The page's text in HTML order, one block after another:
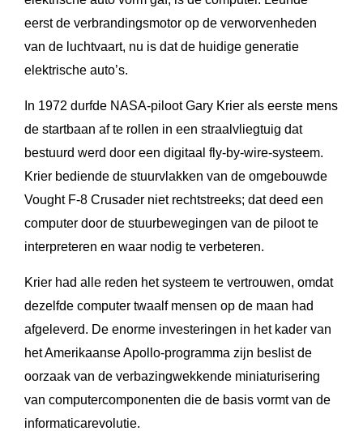
eerst de verbrandingsmotor op de verworvenheden
van de luchtvaart, nu is dat de huidige generatie
elektrische auto’s.
In 1972 durfde NASA-piloot Gary Krier als eerste mens
de startbaan af te rollen in een straalvliegtuig dat
bestuurd werd door een digitaal fly-by-wire-systeem.
Krier bediende de stuurvlakken van de omgebouwde
Vought F-8 Crusader niet rechtstreeks; dat deed een
computer door de stuurbewegingen van de piloot te
interpreteren en waar nodig te verbeteren.
Krier had alle reden het systeem te vertrouwen, omdat
dezelfde computer twaalf mensen op de maan had
afgeleverd. De enorme investeringen in het kader van
het Amerikaanse Apollo-programma zijn beslist de
oorzaak van de verbazingwekkende miniaturisering
van computercomponenten die de basis vormt van de
informaticarevolutie.